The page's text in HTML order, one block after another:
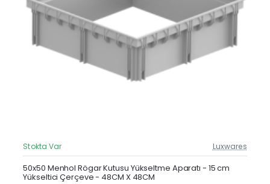
Güncel Fiyat
Yeni Ürün
Stokta Var Luxwares
50x50 Menhol Rögar Kutusu Yükseltme Aparatı - 15 cm
Yükseltici Çerçeve - 48CM X 48CM